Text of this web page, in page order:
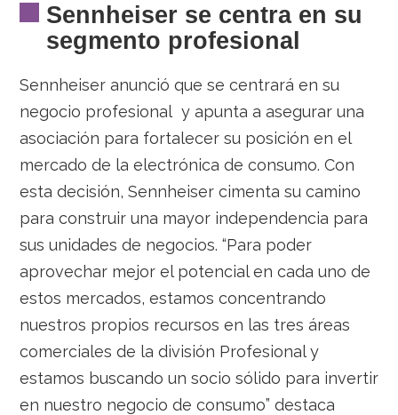
Sennheiser se centra en su
segmento profesional
Sennheiser anunció que se centrará en su
negocio profesional y apunta a asegurar una
asociación para fortalecer su posición en el
mercado de la electrónica de consumo. Con
esta decisión, Sennheiser cimenta su camino
para construir una mayor independencia para
sus unidades de negocios. “Para poder
aprovechar mejor el potencial en cada uno de
estos mercados, estamos concentrando
nuestros propios recursos en las tres áreas
comerciales de la división Profesional y
estamos buscando un socio sólido para invertir
en nuestro negocio de consumo” destaca